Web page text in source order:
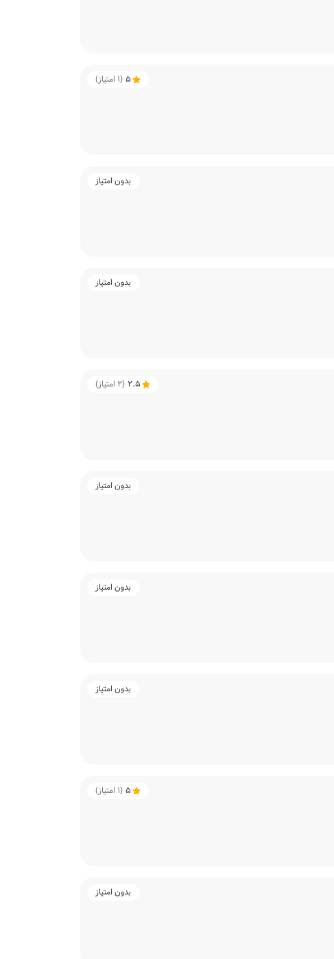
5
(
1 امتیاز)
بدون امتیاز
بدون امتیاز
2.5
(
2 امتیاز)
بدون امتیاز
بدون امتیاز
بدون امتیاز
5
(
1 امتیاز)
بدون امتیاز